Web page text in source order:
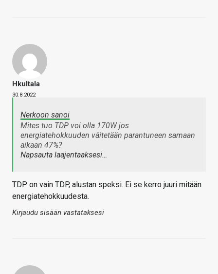
Hkultala
30.8.2022
Nerkoon sanoi
Mites tuo TDP voi olla 170W jos
energiatehokkuuden väitetään parantuneen samaan
aikaan 47%?
Napsauta laajentaaksesi…
TDP on vain TDP, alustan speksi. Ei se kerro juuri mitään
energiatehokkuudesta.
Kirjaudu sisään vastataksesi